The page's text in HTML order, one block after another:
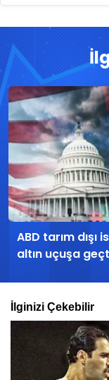
ABD tarım
altın uçuşa